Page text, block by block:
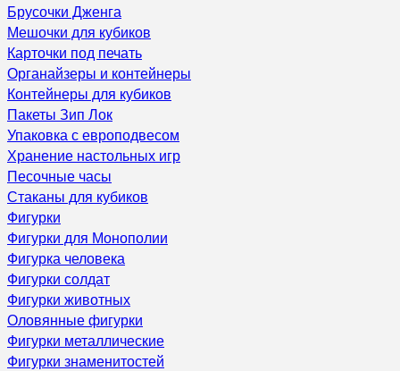
Брусочки Дженга
Мешочки для кубиков
Карточки под печать
Органайзеры и контейнеры
Контейнеры для кубиков
Пакеты Зип Лок
Упаковка с европодвесом
Хранение настольных игр
Песочные часы
Стаканы для кубиков
Фигурки
Фигурки для Монополии
Фигурка человека
Фигурки солдат
Фигурки животных
Оловянные фигурки
Фигурки металлические
Фигурки знаменитостей